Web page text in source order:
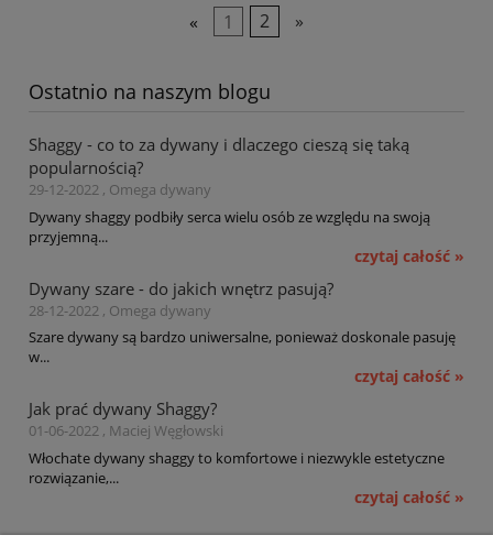
« 1 2 »
Ostatnio na naszym blogu
Shaggy - co to za dywany i dlaczego cieszą się taką
popularnością?
29-12-2022 , Omega dywany
Dywany shaggy podbiły serca wielu osób ze względu na swoją
przyjemną...
czytaj całość »
Dywany szare - do jakich wnętrz pasują?
28-12-2022 , Omega dywany
Szare dywany są bardzo uniwersalne, ponieważ doskonale pasuję
w...
czytaj całość »
Jak prać dywany Shaggy?
01-06-2022 , Maciej Węgłowski
Włochate dywany shaggy to komfortowe i niezwykle estetyczne
rozwiązanie,...
czytaj całość »